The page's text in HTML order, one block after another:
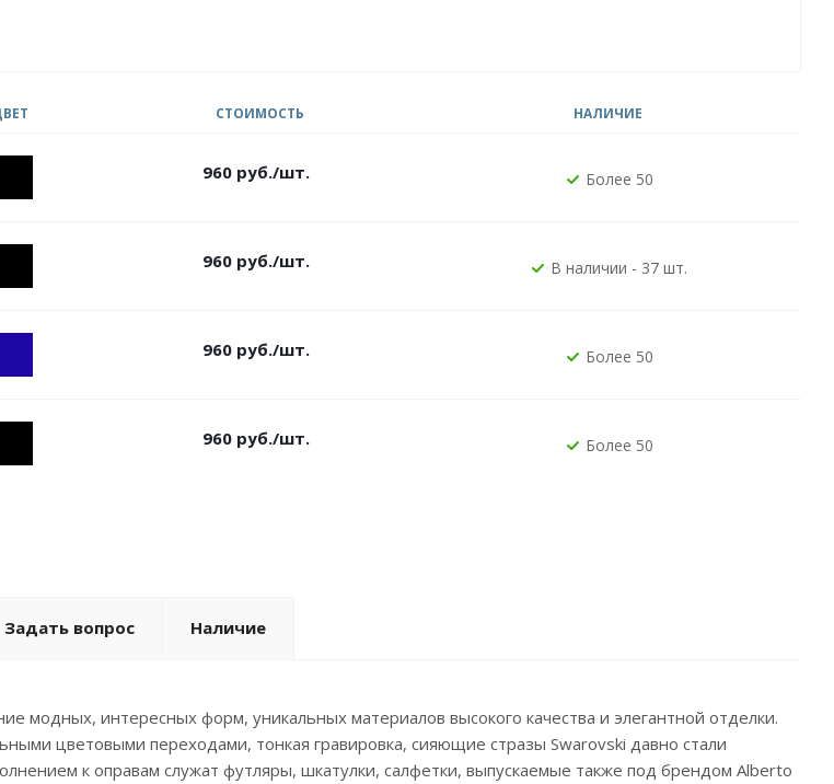
СТОИМОСТЬ НАЛИЧИЕ
960руб./шт. Более 50
960руб./шт. В наличии - 37 шт.
960руб./шт. Более 50
960руб./шт. Более 50
Задать вопрос Наличие
модных, интересных форм, уникальных материалов высокого качества и элегантной отделки.
цветовыми переходами, тонкая гравировка, сияющие стразы Swarovski давно стали
к оправам служат футляры, шкатулки, салфетки, выпускаемые также под брендом Аlberto